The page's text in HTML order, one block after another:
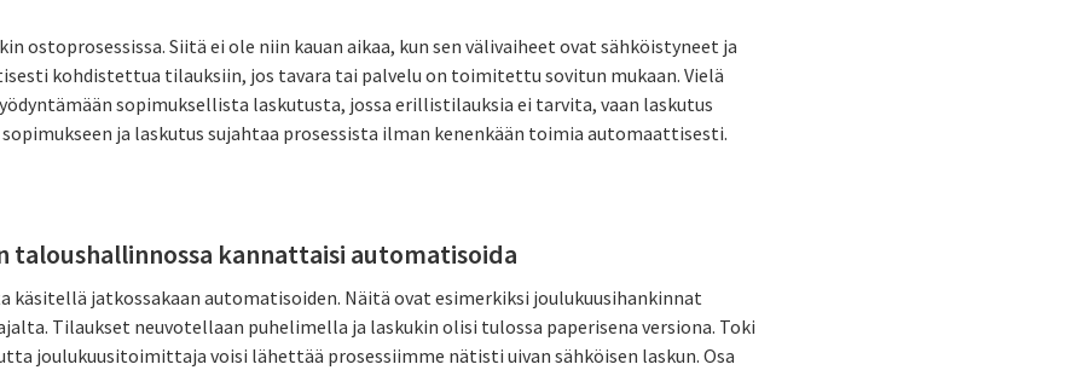
ostoprosessissa. Siitä ei ole niin kauan aikaa, kun sen välivaiheet ovat sähköistyneet ja
kohdistettua tilauksiin, jos tavara tai palvelu on toimitettu sovitun mukaan. Vielä
sopimuksellista laskutusta, jossa erillistilauksia ei tarvita, vaan laskutus
ja laskutus sujahtaa prosessista ilman kenenkään toimia automaattisesti.
taloushallinnossa kannattaisi automatisoida
käsitellä jatkossakaan automatisoiden. Näitä ovat esimerkiksi joulukuusihankinnat
Tilaukset neuvotellaan puhelimella ja laskukin olisi tulossa paperisena versiona. Toki
joulukuusitoimittaja voisi lähettää prosessiimme nätisti uivan sähköisen laskun. Osa